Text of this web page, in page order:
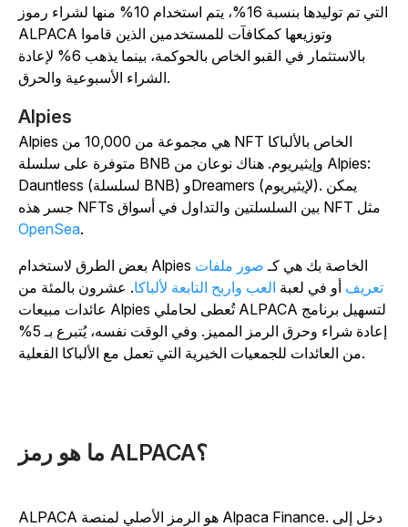
التي تم توليدها بنسبة 16%، يتم استخدام 10% منها لشراء رموز
ALPACA وتوزيعها كمكافآت للمستخدمين الذين قاموا
بالاستثمار في القبو الخاص بالحوكمة، بينما يذهب 6% لإعادة
Alpies
Alpies هي مجموعة من 10,000 من NFT الخاص بالألباكا
متوفرة على سلسلة BNB وإيثيريوم. هناك نوعان من Alpies:
Dauntless (لسلسلة BNB) وDreamers (لإيثيريوم). يمكن
جسر هذه NFTs بين السلسلتين والتداول في أسواق NFT مثل
OpenSea
بعض الطرق لاستخدام Alpies الخاصة بك هي كـ صور ملفات
تعريف أو في لعبةالعب واربح التابعة لألباكا. عشرون بالمئة من
عائدات مبيعات Alpies تُعطى لحاملي ALPACA لتسهيل برنامج
إعادة شراء وحرق الرمز المميز. وفي الوقت نفسه، يُتبرع بـ 5%
ALPACA هو الرمز الأصلي لمنصة Alpaca Finance. دخل إلى